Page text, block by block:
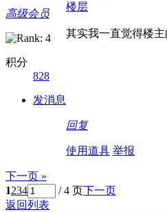
高级会员
积分
828
发消息
楼层
其实我一直觉得楼主
回复
使用道具 举报
下一页 »
1234 / 4 页下一页
返回列表